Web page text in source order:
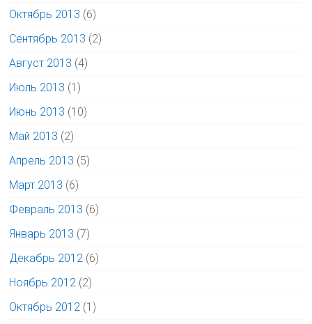
Октябрь 2013 (6)
Сентябрь 2013 (2)
Август 2013 (4)
Июль 2013 (1)
Июнь 2013 (10)
Май 2013 (2)
Апрель 2013 (5)
Март 2013 (6)
Февраль 2013 (6)
Январь 2013 (7)
Декабрь 2012 (6)
Ноябрь 2012 (2)
Октябрь 2012 (1)